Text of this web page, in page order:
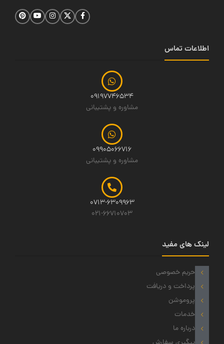
اطلاعات تماس
09197746534
مشاوره و پشتیبانی
09905066716
مشاوره و پشتیبانی
0713-6309963
021-66710703
لینک های مفید
حریم خصوصی
پرداخت و دریافت
پروموشن
خدمات
درباره ما